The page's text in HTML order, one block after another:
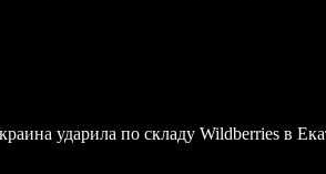
ударила по складу Wildberries в